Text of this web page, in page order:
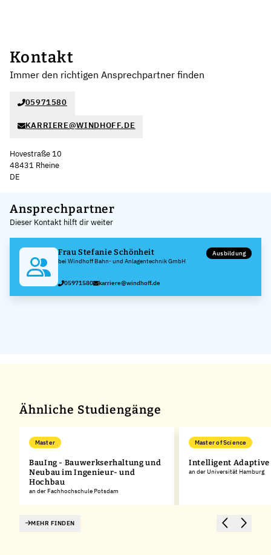
Kontakt
Immer den richtigen Ansprechpartner finden
05971580
KARRIERE@WINDHOFF.DE
Hovestraße 10
48431 Rheine
DE
+
−
Ansprechpartner
Dieser Kontakt hilft dir weiter
Frau Stefanie Schönheit
bei Windhoff Bahn- und Anlagentechnik GmbH
Ausbildung
05971580 karriere@windhoff.de
Ähnliche Studiengänge
Master
BauIng - Bauwerkserhaltung und
Neubau im Ingenieur- und
Hochbau
an der Fachhochschule Potsdam
Master of Science
Intelligent Adaptive
an der Universität Hamburg
MEHR FINDEN